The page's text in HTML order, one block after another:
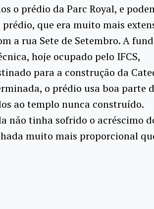
o prédio da Parc Royal, e
que era muito mais
a rua Sete de Setembro. A
hoje ocupado pelo IFCS,
para a construção da
o prédio usa boa parte
ao templo nunca construído.
não tinha sofrido o acréscimo
muito mais proporcional